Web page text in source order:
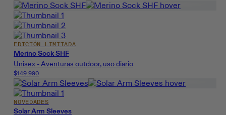
EDICIÓN LIMITADA
Merino Sock SHF
Unisex - Aventuras outdoor, uso diario
$149.990
NOVEDADES
Solar Arm Sleeves